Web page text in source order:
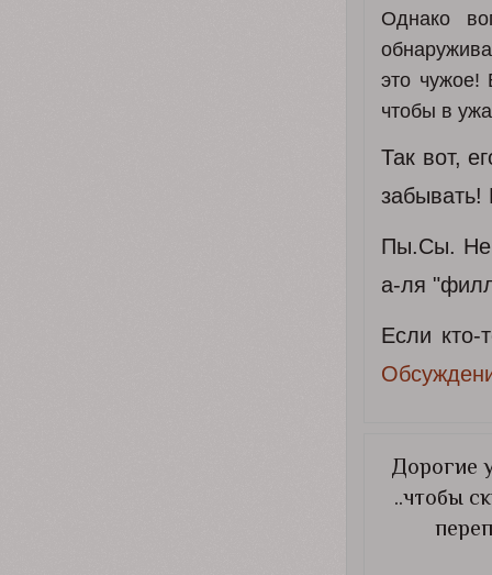
Однако
это чужое!
чтобы в
Так вот,
забывать!
Пы.Сы. Не
а-ля
Если
Дорогие
..чтобы